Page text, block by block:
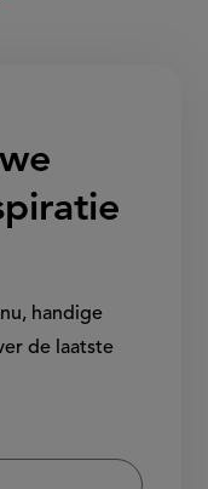
handige
de laatste